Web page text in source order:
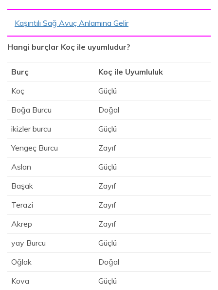
Kaşıntılı Sağ Avuç Anlamına Gelir
Hangi burçlar Koç ile uyumludur?
Burç
Koç ile Uyumluluk
Koç
Güçlü
Boğa Burcu
Doğal
ikizler burcu
Güçlü
Yengeç Burcu
Zayıf
Aslan
Güçlü
Başak
Zayıf
Terazi
Zayıf
Akrep
Zayıf
yay Burcu
Güçlü
Oğlak
Doğal
Kova
Güçlü